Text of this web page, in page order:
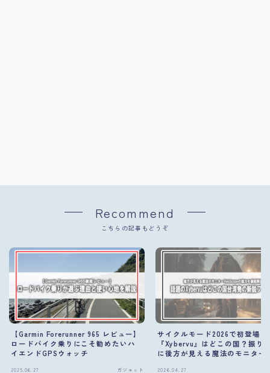
Recommend
こちらの記事もどうぞ
【Garmin Forerunner 965 レビュー】
ロードバイク乗りにこそ勧めたいハ
イエンドGPSウォッチ
2025.06.27 ガジェット
サイクルモード2026で初登場
『Xybervu』はどこの国？振り
に後方が見える魔法のモニター
2026.04.27